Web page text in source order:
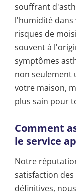
souffrant
l'humidité dans
risques de
souvent à
symptômes
non seulement
votre maison,
plus sain pour
Comment
le service
Notre
satisfaction des
définitives,